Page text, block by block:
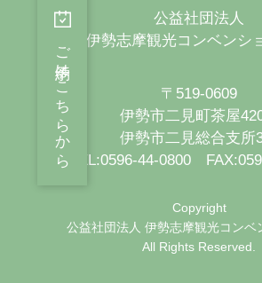
ご予約はこちらから
公益社団法人
伊勢志摩観光コンベンシ
〒519-0609
伊勢市二見町茶屋
伊勢市二見総合支所
TEL:0596-44-0800
Copyright
公益社団法人 伊勢志摩観光コンベ
All Rights Reserved.